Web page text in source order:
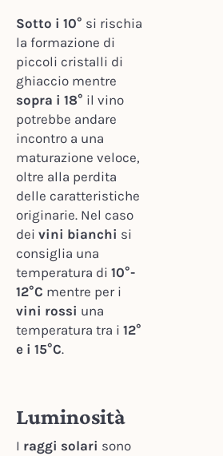
Sotto i 10° si rischia
la formazione di
piccoli cristalli di
ghiaccio mentre
sopra i 18° il vino
potrebbe andare
incontro a una
maturazione veloce,
oltre alla perdita
delle caratteristiche
originarie. Nel caso
dei vini bianchi si
consiglia una
temperatura di 10°-
12°C mentre per i
vini rossi una
temperatura tra i 12°
e i 15°C.
Luminosità
I raggi solari sono